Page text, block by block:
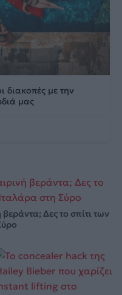
διακοπές με την
μας
Δες το σπίτι των